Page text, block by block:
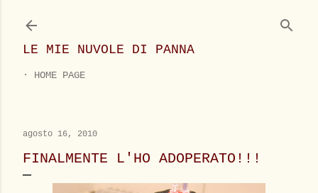
Passa ai contenuti principali
LE MIE NUVOLE DI PANNA
HOME PAGE
agosto 16, 2010
FINALMENTE L'HO ADOPERATO!!!